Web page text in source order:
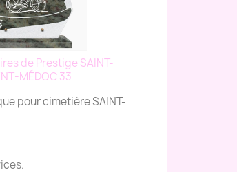
de Prestige SAINT-
MÉDOC 33
pour cimetière SAINT-